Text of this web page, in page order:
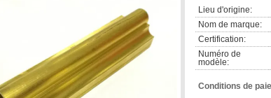
Lieu d'origine:
Nom de marque:
Certification:
Numéro de
modèle:
Conditions de